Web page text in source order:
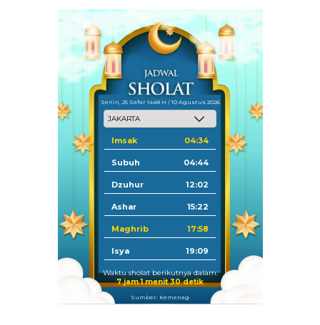
Senin, 25 Safar 1448 H / 10 Agustus 2026
Imsak 04:34
Subuh 04:44
Dzuhur 12:02
Ashar 15:22
Maghrib 17:58
Isya 19:09
Waktu sholat berikutnya dalam:
7 jam 1 menit 29 detik
Sumber: Kemenag